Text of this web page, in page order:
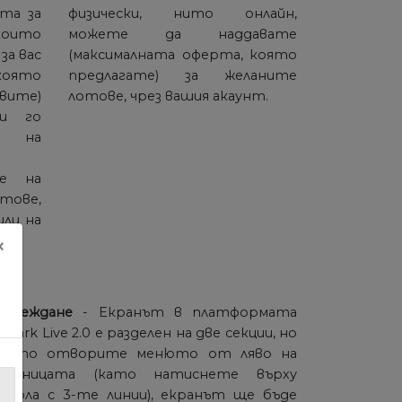
за
вас
го
на
на
физически, нито онлайн,
можете да наддавате
(максималната оферта, която
предлагате) за желаните
лотове, чрез вашия акаунт.
- Екранът в платформата
Live 2.0 е разделен на две секции, но
отворите менюто от ляво на
(като натиснете върху
с 3-те линии), екранът ще бъде